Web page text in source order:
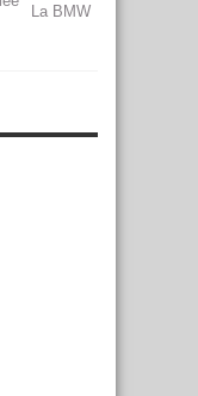
La BMW